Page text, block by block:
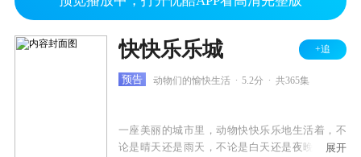
快快乐乐城 +追
预告 动物们的愉快生活 5.2分 共365集
一座美丽的城市里，动物快快乐乐地生活着，不
论是晴天还是雨天，不论是白天还是夜晚，它们
展开